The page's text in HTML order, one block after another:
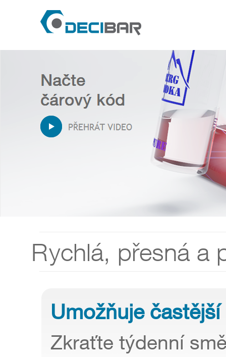
Rychlá, přesná a
Umožňuje
Zkraťte týdenní